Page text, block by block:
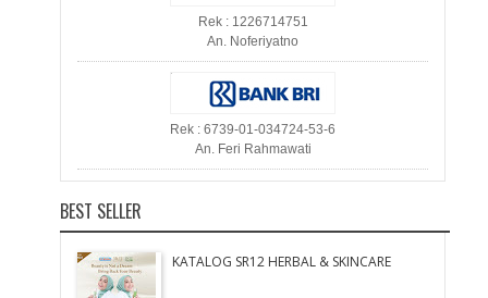
Rek : 1226714751
An. Noferiyatno
Rek : 6739-01-034724-53-6
An. Feri Rahmawati
BEST SELLER
KATALOG SR12 HERBAL & SKINCARE